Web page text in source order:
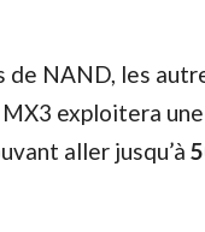
de NAND, les
exploitera
aller jusqu’à